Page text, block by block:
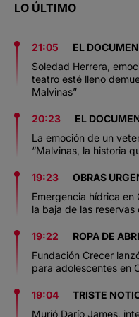
LO ÚLTIMO
21:05
EL
Soledad Herrera,
teatro esté lleno
Malvinas”
20:23
EL
La emoción de un
“Malvinas, la historia
19:23
OBRAS
Emergencia hídrica
la baja de las reservas
19:22
ROPA DE
Fundación Crecer
para adolescentes en
19:04
TRISTE
Murió Darío James,